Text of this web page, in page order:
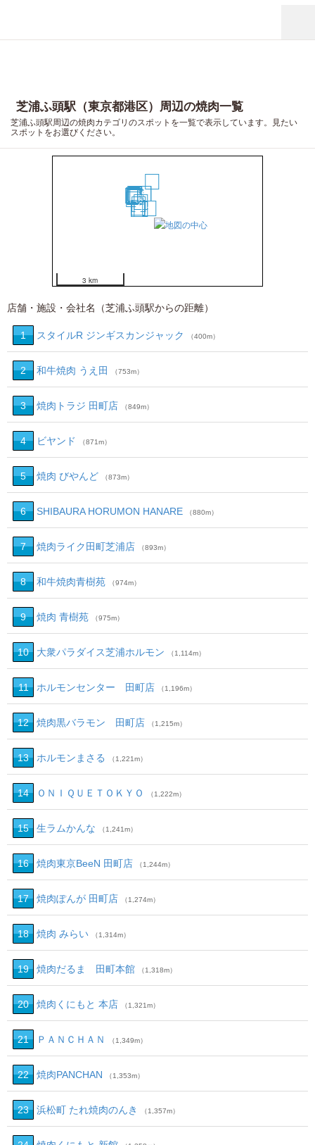
芝浦ふ頭駅（東京都港区）周辺の焼肉一覧
芝浦ふ頭駅周辺の焼肉カテゴリのスポットを一覧で表示しています。見たい
スポットをお選びください。
1
2
3
4
5
6
7
8
9
10
11
12
13
14
15
16
17
18
19
3 km
店舗・施設・会社名（芝浦ふ頭駅からの距離）
1 スタイルR ジンギスカンジャック （400m）
2 和牛焼肉 うえ田 （753m）
3 焼肉トラジ 田町店 （849m）
4 ビヤンド （871m）
5 焼肉 びやんど （873m）
6 SHIBAURA HORUMON HANARE （880m）
7 焼肉ライク田町芝浦店 （893m）
8 和牛焼肉青樹苑 （974m）
9 焼肉 青樹苑 （975m）
10 大衆パラダイス芝浦ホルモン （1,114m）
11 ホルモンセンター 田町店 （1,196m）
12 焼肉黒バラモン 田町店 （1,215m）
13 ホルモンまさる （1,221m）
14 ＯＮＩＱＵＥＴＯＫＹＯ （1,222m）
15 生ラムかんな （1,241m）
16 焼肉東京BeeN 田町店 （1,244m）
17 焼肉ぽんが 田町店 （1,274m）
18 焼肉 みらい （1,314m）
19 焼肉だるま 田町本館 （1,318m）
20 焼肉くにもと 本店 （1,321m）
21 ＰＡＮＣＨＡＮ （1,349m）
22 焼肉PANCHAN （1,353m）
23 浜松町 たれ焼肉のんき （1,357m）